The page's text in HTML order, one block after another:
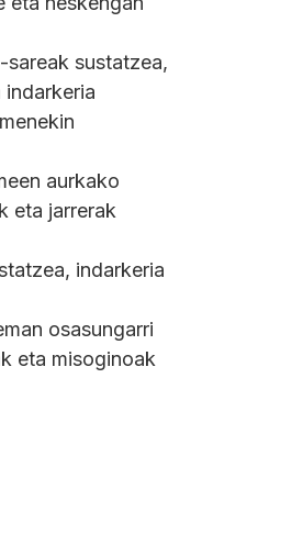
sustatzea,
aurkako
eta jarrerak
indarkeria
osasungarri
eta misoginoak